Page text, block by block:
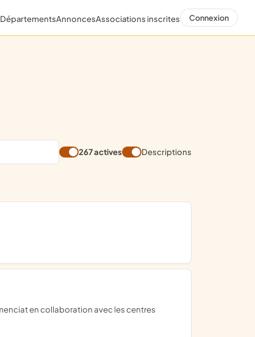
DépartementsAnnoncesAssociations inscrites Connexion
267 actives Descriptions